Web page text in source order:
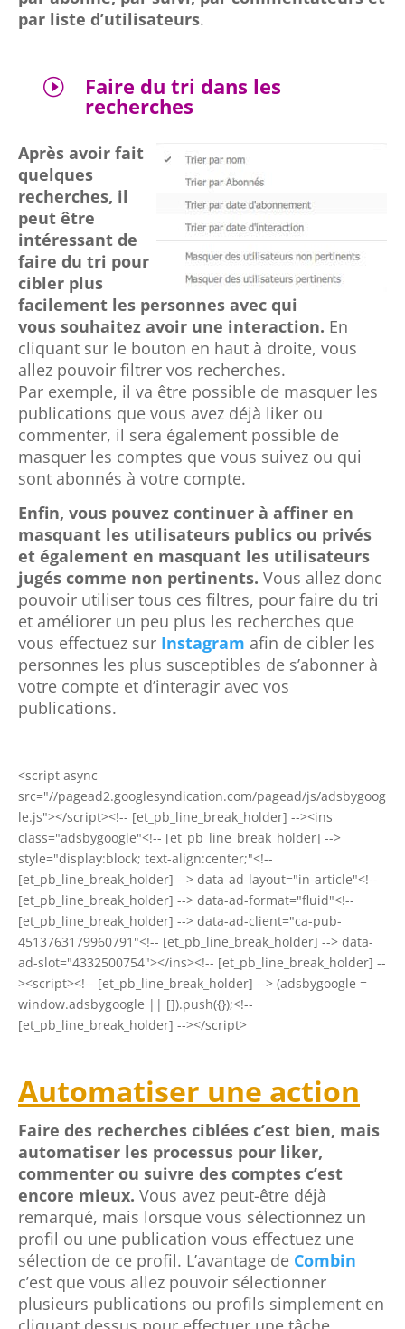
par liste d’utilisateurs.
I Faire du tri dans les
recherches
Après avoir fait
quelques
recherches, il
peut être
intéressant de
faire du tri pour
cibler plus
facilement les personnes avec qui
vous souhaitez avoir une interaction. En
cliquant sur le bouton en haut à droite, vous
allez pouvoir filtrer vos recherches.
Par exemple, il va être possible de masquer les
publications que vous avez déjà liker ou
commenter, il sera également possible de
masquer les comptes que vous suivez ou qui
sont abonnés à votre compte.
Enfin, vous pouvez continuer à affiner en
masquant les utilisateurs publics ou privés
et également en masquant les utilisateurs
jugés comme non pertinents. Vous allez donc
pouvoir utiliser tous ces filtres, pour faire du tri
et améliorer un peu plus les recherches que
vous effectuez sur Instagram afin de cibler les
personnes les plus susceptibles de s’abonner à
votre compte et d’interagir avec vos
publications.
<script async
src="//pagead2.googlesyndication.com/pagead/js/adsbygoog
le.js"></script><!-- [et_pb_line_break_holder] --><ins
class="adsbygoogle"<!-- [et_pb_line_break_holder] -->
style="display:block; text-align:center;"<!--
[et_pb_line_break_holder] --> data-ad-layout="in-article"<!--
[et_pb_line_break_holder] --> data-ad-format="fluid"<!--
[et_pb_line_break_holder] --> data-ad-client="ca-pub-
4513763179960791"<!-- [et_pb_line_break_holder] --> data-
ad-slot="4332500754"></ins><!-- [et_pb_line_break_holder] --
><script><!-- [et_pb_line_break_holder] --> (adsbygoogle =
window.adsbygoogle || []).push({});<!--
[et_pb_line_break_holder] --></script>
Automatiser une action
Faire des recherches ciblées c’est bien, mais
automatiser les processus pour liker,
commenter ou suivre des comptes c’est
encore mieux. Vous avez peut-être déjà
remarqué, mais lorsque vous sélectionnez un
profil ou une publication vous effectuez une
sélection de ce profil. L’avantage de Combin
c’est que vous allez pouvoir sélectionner
plusieurs publications ou profils simplement en